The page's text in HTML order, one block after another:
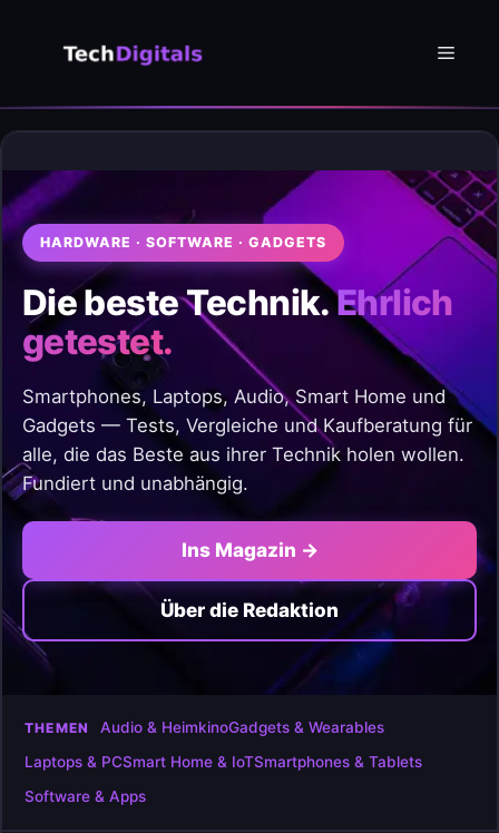
Menü
HARDWARE · SOFTWARE · GADGETS
Die beste Technik.Ehrlich
getestet.
Smartphones, Laptops, Audio, Smart Home und
Gadgets — Tests, Vergleiche und Kaufberatung für
alle, die das Beste aus ihrer Technik holen wollen.
Fundiert und unabhängig.
Ins Magazin →
Über die Redaktion
THEMEN Audio & HeimkinoGadgets & Wearables
Laptops & PCSmart Home & IoTSmartphones & Tablets
Software & Apps